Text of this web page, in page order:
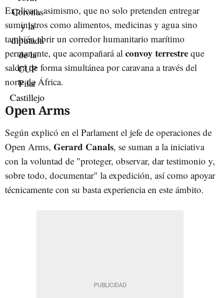
Explican, asimismo, que no solo pretenden entregar
suministros como alimentos, medicinas y agua sino
también abrir un corredor humanitario marítimo
permanente, que acompañará al convoy terrestre que
saldrá de forma simultánea por caravana a través del
norte de África.
Open Arms
Según explicó en el Parlament el jefe de operaciones de
Open Arms, Gerard Canals, se suman a la iniciativa
con la voluntad de "proteger, observar, dar testimonio y,
sobre todo, documentar" la expedición, así como apoyar
técnicamente con su basta experiencia en este ámbito.